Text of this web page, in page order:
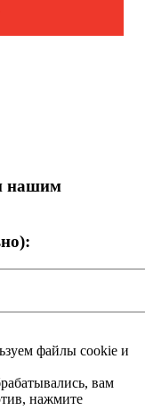
нашим
файлы cookie и
вам
нажмите